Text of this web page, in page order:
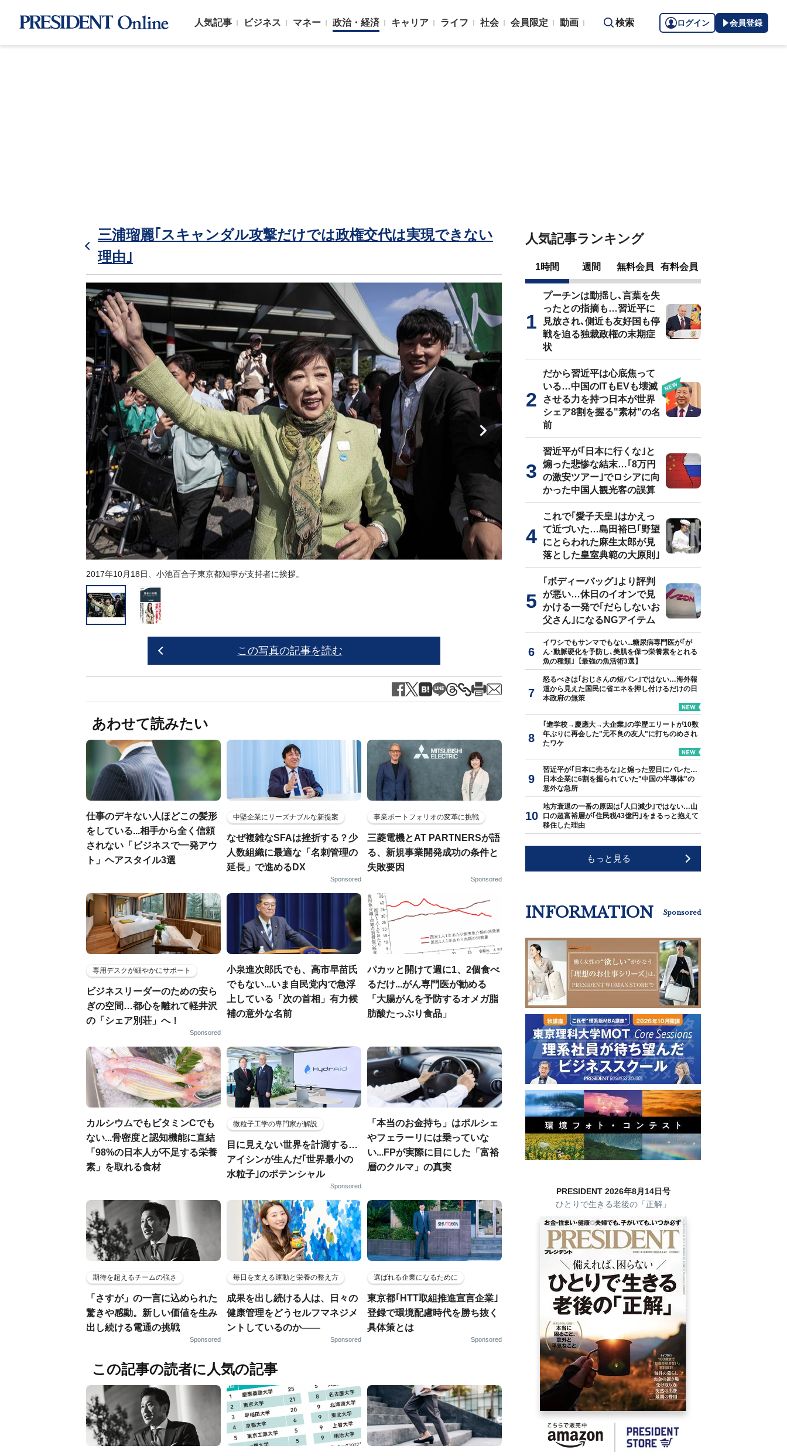
人気記事 ビジネス マネー 政治・経済 キャリア ライフ 社会 会員限定 動画 検索 ログイン 会員登録
三浦瑠麗｢スキャンダル攻撃だけでは政権交代は実現できない
理由｣
2017年10月18日、小池百合子東京都知事が支持者に挨拶。
この写真の記事を読む
あわせて読みたい
仕事のデキない人ほどこの髪形
をしている...相手から全く信頼
されない「ビジネスで一発アウ
ト」ヘアスタイル3選
中堅企業にリーズナブルな新提案
なぜ複雑なSFAは挫折する？少
人数組織に最適な「名刺管理の
延長」で進めるDX
Sponsored
事業ポートフォリオの変革に挑戦
三菱電機とAT PARTNERSが語
る、新規事業開発成功の条件と
失敗要因
Sponsored
専用デスクが細やかにサポート
ビジネスリーダーのための安ら
ぎの空間…都心を離れて軽井沢
の「シェア別荘」へ！
Sponsored
小泉進次郎氏でも、高市早苗氏
でもない...いま自民党内で急浮
上している「次の首相」有力候
補の意外な名前
パカッと開けて週に1、2個食べ
るだけ...がん専門医が勧める
「大腸がんを予防するオメガ脂
肪酸たっぷり食品」
カルシウムでもビタミンCでも
ない...骨密度と認知機能に直結
「98%の日本人が不足する栄養
素」を取れる食材
微粒子工学の専門家が解説
目に見えない世界を計測する…
アイシンが生んだ｢世界最小の
水粒子｣のポテンシャル
Sponsored
「本当のお金持ち」はポルシェ
やフェラーリには乗っていな
い...FPが実際に目にした「富裕
層のクルマ」の真実
期待を超えるチームの強さ
「さすが」の一言に込められた
驚きや感動。新しい価値を生み
出し続ける電通の挑戦
Sponsored
毎日を支える運動と栄養の整え方
成果を出し続ける人は、日々の
健康管理をどうセルフマネジメ
ントしているのか——
Sponsored
選ばれる企業になるために
東京都｢HTT取組推進宣言企業｣
登録で環境配慮時代を勝ち抜く
具体策とは
Sponsored
この記事の読者に人気の記事
人気記事ランキング
1時間 週間 無料会員 有料会員
プーチンは動揺し､言葉を失
ったとの指摘も…習近平に
見放され､側近も友好国も停
戦を迫る独裁政権の末期症
状
だから習近平は心底焦って
いる…中国のITもEVも壊滅
させる力を持つ日本が世界
シェア8割を握る"素材"の名
前
習近平が｢日本に行くな｣と
煽った悲惨な結末…｢8万円
の激安ツアー｣でロシアに向
かった中国人観光客の誤算
これで｢愛子天皇｣はかえっ
て近づいた…島田裕巳｢野望
にとらわれた麻生太郎が見
落とした皇室典範の大原則｣
｢ボディーバッグ｣より評判
が悪い…休日のイオンで見
かける一発で｢だらしないお
父さん｣になるNGアイテム
イワシでもサンマでもない...糖尿病専門医が｢が
ん･動脈硬化を予防し､美肌を保つ栄養素をとれる
魚の種類｣【最強の魚活術3選】
怒るべきは｢おじさんの短パン｣ではない…海外報
道から見えた国民に省エネを押し付けるだけの日
本政府の無策
｢進学校→慶應大→大企業｣の学歴エリートが10数
年ぶりに再会した"元不良の友人"に打ちのめされ
たワケ
習近平が｢日本に売るな｣と煽った翌日にバレた…
日本企業に6割を握られていた"中国の半導体"の
意外な急所
地方衰退の一番の原因は｢人口減少｣ではない…山
口の超富裕層が｢住民税43億円｣をまるっと抱えて
移住した理由
もっと見る
INFORMATION Sponsored
PRESIDENT 2026年8月14日号
ひとりで生きる老後の「正解」